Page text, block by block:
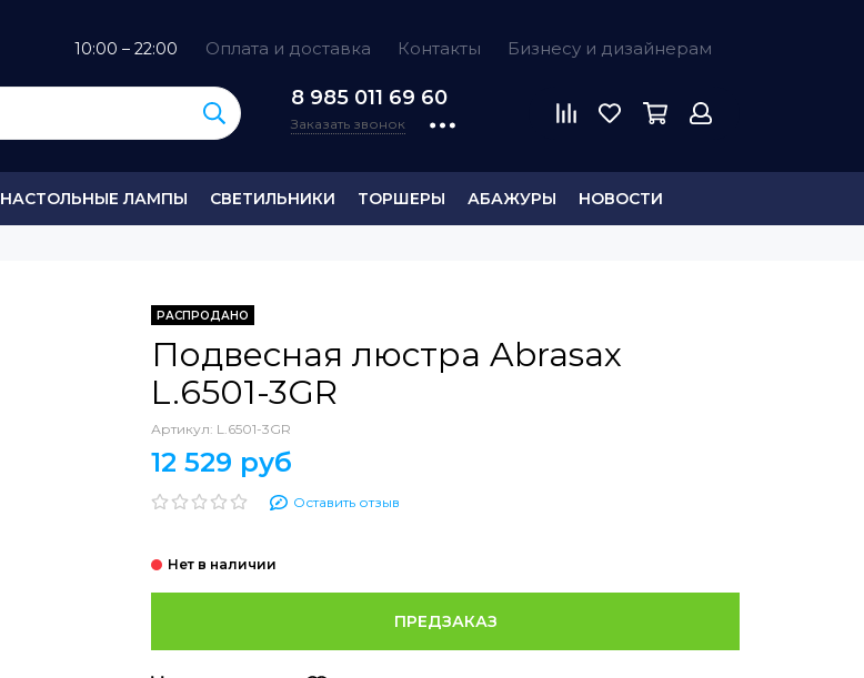
10:00 – 22:00 Оплата и доставка Контакты Бизнесу и дизайнерам
8 985 011 69 60
Заказать звонок
НАСТОЛЬНЫЕ ЛАМПЫ СВЕТИЛЬНИКИ ТОРШЕРЫ АБАЖУРЫ НОВОСТИ
РАСПРОДАНО
Подвесная люстра Abrasax
L.6501-3GR
Артикул: L.6501-3GR
12 529 руб
Оставить отзыв
ПРЕДЗАКАЗ